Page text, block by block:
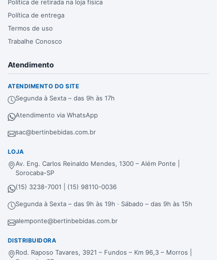
Política de retirada na loja física
Política de entrega
Termos de uso
Trabalhe Conosco
Atendimento
ATENDIMENTO DO SITE
Segunda à Sexta – das 9h às 17h
Atendimento via WhatsApp
sac@bertinbebidas.com.br
LOJA
Av. Eng. Carlos Reinaldo Mendes, 1300 – Além Ponte |
Sorocaba-SP
(15) 3238-7001 | (15) 98110-0036
Segunda à Sexta – das 9h às 19h · Sábado – das 9h às 15h
alemponte@bertinbebidas.com.br
DISTRIBUIDORA
Rod. Raposo Tavares, 3921 – Fundos – Km 96,3 – Morros |